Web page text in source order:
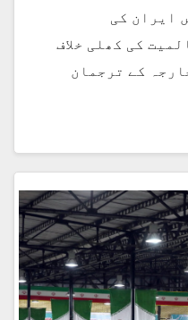
ایران کی
کی کھلی خلاف
کے ترجمان